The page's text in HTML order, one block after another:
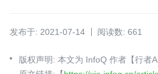
发布于: 2021-07-14 阅读数: 661
版权声明: 本文为 InfoQ 作者【行者